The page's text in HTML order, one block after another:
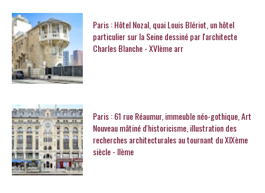
Paris : Hôtel Nozal, quai Louis Blériot, un hôtel
particulier sur la Seine dessiné par l'architecte
Charles Blanche - XVIème arr
Paris : 61 rue Réaumur, immeuble néo-gothique, Art
Nouveau mâtiné d'historicisme, illustration des
recherches architecturales au tournant du XIXème
siècle - IIème